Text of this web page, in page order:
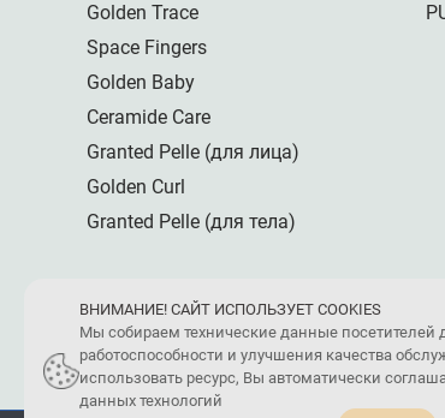
Golden Trace
Space Fingers
Golden Baby
Ceramide Care
Granted Pelle (для лица)
Golden Curl
Granted Pelle (для тела)
ВНИМАНИЕ! САЙТ ИСПОЛЬЗУЕТ COOKIES
Мы собираем технические данные посетителей
работоспособности и улучшения качества
использовать ресурс, Вы автоматически
данных технологий